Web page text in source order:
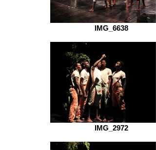
IMG_6638
IMG_2972